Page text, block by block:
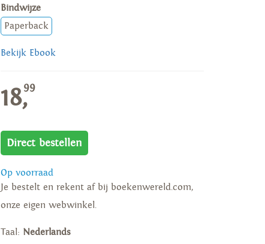
Bindwijze
Paperback
Bekijk Ebook
18,99
Direct bestellen
Op voorraad
Je bestelt en rekent af bij boekenwereld.com,
onze eigen webwinkel.
Taal: Nederlands